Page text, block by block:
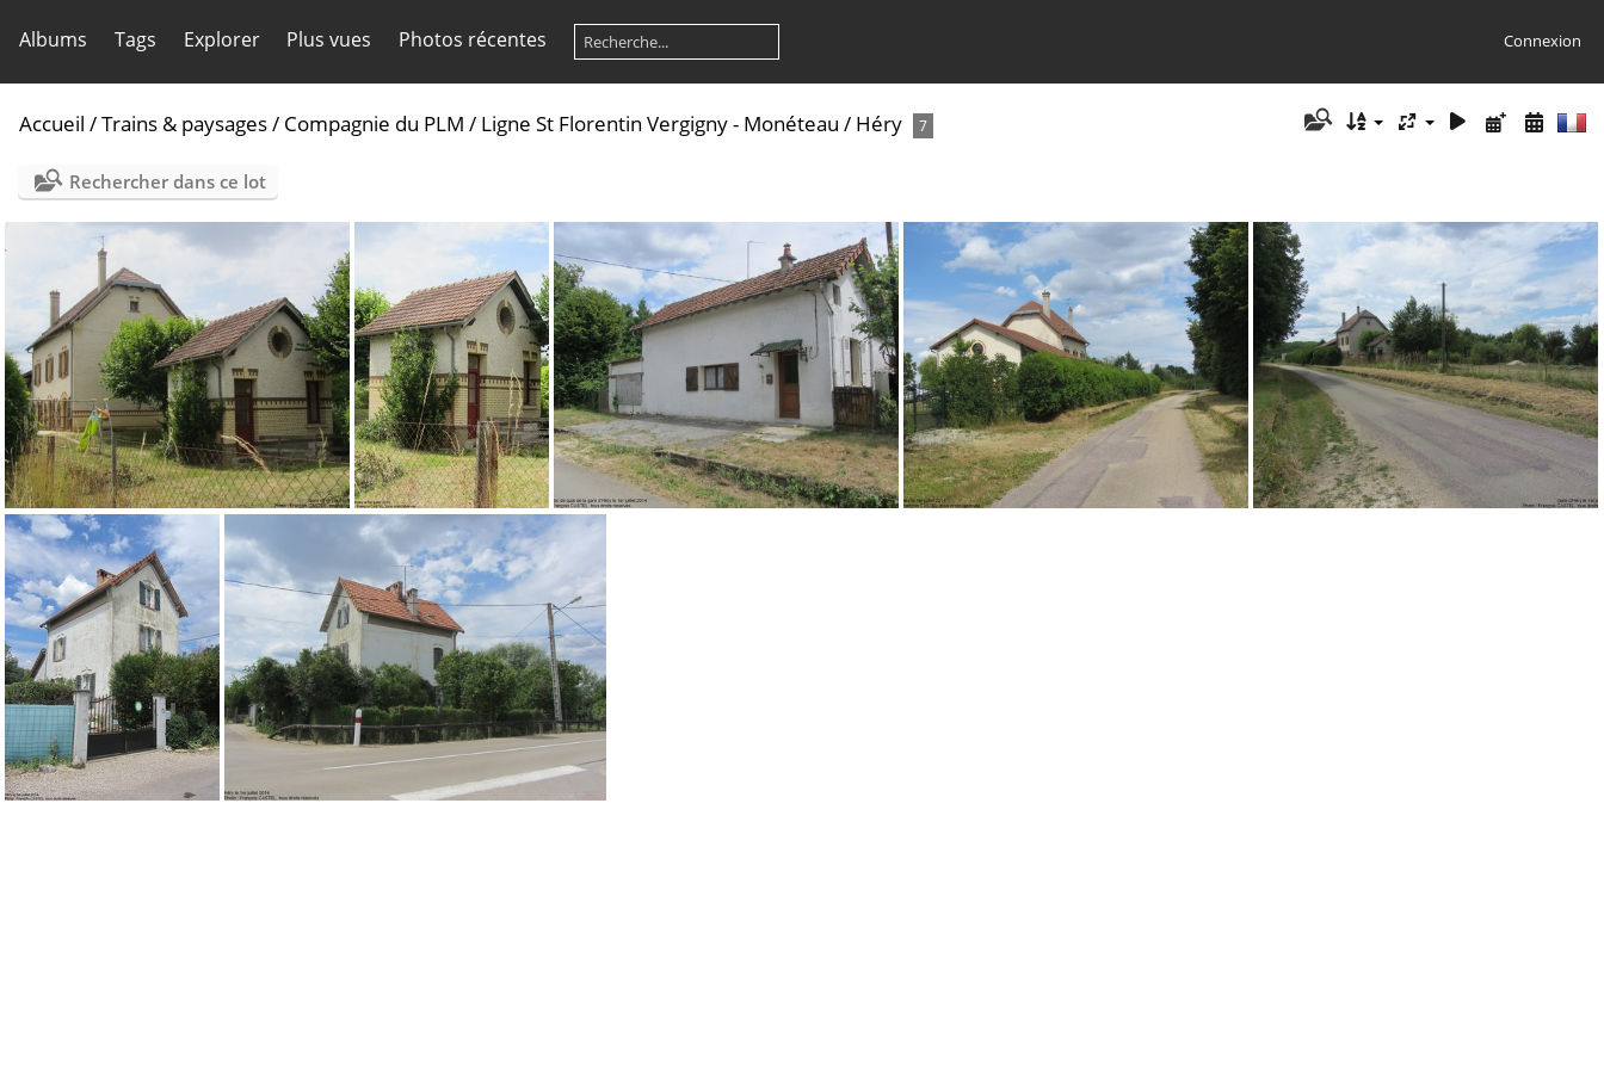
Albums Tags Explorer Plus vues Photos récentes Connexion
Accueil /Trains & paysages/ Compagnie du PLM / Ligne St Florentin Vergigny - Monéteau / Héry 7
Rechercher dans ce lot
IMG 9038 IMG 9037